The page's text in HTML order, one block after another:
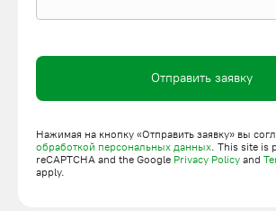
Отправить заявку
Нажимая на кнопку «Отправить заявку» вы
обработкой персональных данных. This site is
reCAPTCHA and the Google Privacy Policy and
apply.